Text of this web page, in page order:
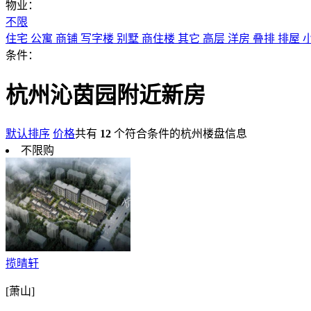
物业：
不限
住宅 公寓 商铺 写字楼 别墅 商住楼 其它 高层 洋房 叠排 排屋
条件：
杭州沁茵园附近新房
默认排序 价格共有 12 个符合条件的杭州楼盘信息
不限购
揽晴轩
[萧山]